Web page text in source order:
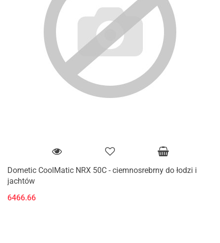
Dometic CoolMatic NRX 50C - ciemnosrebrny do łodzi i
jachtów
6466.66